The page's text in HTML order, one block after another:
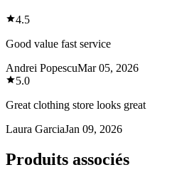
4.5
Good value fast service
Andrei PopescuMar 05, 2026
5.0
Great clothing store looks great
Laura GarciaJan 09, 2026
Produits associés